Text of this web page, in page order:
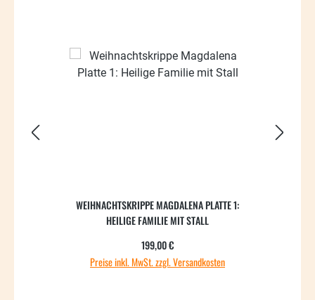
WEIHNACHTSKRIPPE MAGDALENA PLATTE 1:
HEILIGE FAMILIE MIT STALL
Regulärer Preis:
199,00 €
Preise inkl. MwSt. zzgl. Versandkosten